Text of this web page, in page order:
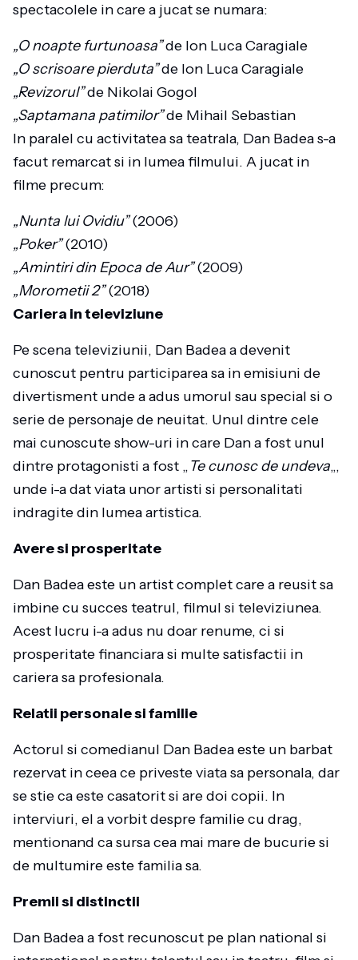
spectacolele in care a jucat se numara:
„O noapte furtunoasa”de Ion Luca Caragiale
„O scrisoare pierduta”de Ion Luca Caragiale
„Revizorul”de Nikolai Gogol
„Saptamana patimilor”de Mihail Sebastian
In paralel cu activitatea sa teatrala, Dan Badea s-a
facut remarcat si in lumea filmului. A jucat in
filme precum:
„Nunta lui Ovidiu”(2006)
„Poker”(2010)
„Amintiri din Epoca de Aur”(2009)
„Morometii 2”(2018)
Cariera in televiziune
Pe scena televiziunii, Dan Badea a devenit
cunoscut pentru participarea sa in emisiuni de
divertisment unde a adus umorul sau special si o
serie de personaje de neuitat. Unul dintre cele
mai cunoscute show-uri in care Dan a fost unul
dintre protagonisti a fost „Te cunosc de undeva„,
unde i-a dat viata unor artisti si personalitati
indragite din lumea artistica.
Avere si prosperitate
Dan Badea este un artist complet care a reusit sa
imbine cu succes teatrul, filmul si televiziunea.
Acest lucru i-a adus nu doar renume, ci si
prosperitate financiara si multe satisfactii in
cariera sa profesionala.
Relatii personale si familie
Actorul si comedianul Dan Badea este un barbat
rezervat in ceea ce priveste viata sa personala, dar
se stie ca este casatorit si are doi copii. In
interviuri, el a vorbit despre familie cu drag,
mentionand ca sursa cea mai mare de bucurie si
de multumire este familia sa.
Premii si distinctii
Dan Badea a fost recunoscut pe plan national si